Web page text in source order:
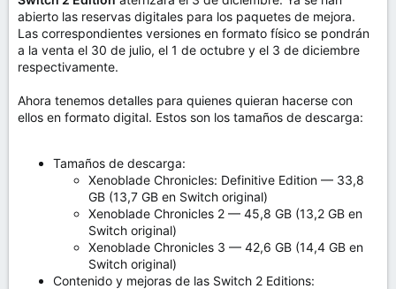
abierto las reservas digitales para los paquetes de mejora.
Las correspondientes versiones en formato físico se pondrán
a la venta el 30 de julio, el 1 de octubre y el 3 de diciembre
respectivamente.
Ahora tenemos detalles para quienes quieran hacerse con
ellos en formato digital. Estos son los tamaños de descarga:
Tamaños de descarga:
Xenoblade Chronicles: Definitive Edition — 33,8
GB (13,7 GB en Switch original)
Xenoblade Chronicles 2 — 45,8 GB (13,2 GB en
Switch original)
Xenoblade Chronicles 3 — 42,6 GB (14,4 GB en
Switch original)
Contenido y mejoras de las Switch 2 Editions: